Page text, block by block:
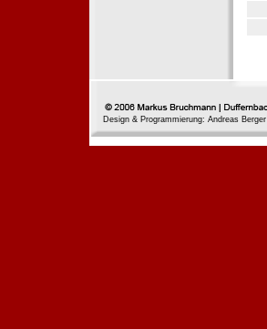
Design & Programmierung: Andreas Berger